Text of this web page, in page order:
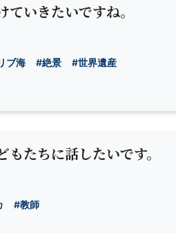
いきたいですね。
ブ海 #絶景 #世界遺産
たちに話したいです。
#教師